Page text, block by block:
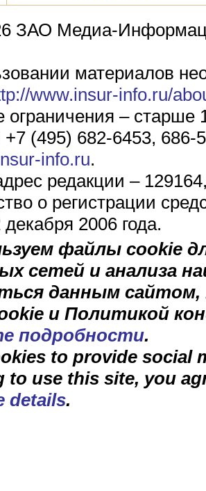
ЗАО Медиа-
материалов
www.insur-info.ru/
ограничения – старше
(495) 682-6453, 686-
info.ru.
редакции –
о регистрации
2006 года.
файлы cookie
сетей и анализа
данным
и Политикой
подробности.
to provide social
to use this site, you
details.